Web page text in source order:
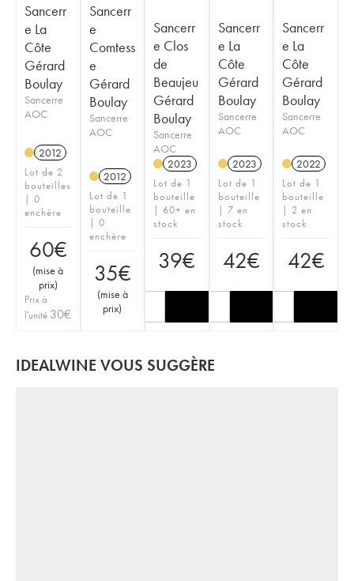
Sancerr
e La
Côte
Gérard
Boulay
Sancerre
AOC
2012
Lot de 2
bouteilles
| 0
enchère
60€
(mise à
prix)
Prix à
l'unité 30€
Sancerr
e
Comtess
e
Gérard
Boulay
Sancerre
AOC
2012
Lot de 1
bouteille
| 0
enchère
35€
(mise à
prix)
Sancerr
e Clos
de
Beaujeu
Gérard
Boulay
Sancerre
AOC
2023
Lot de 1
bouteille
| 60+ en
stock
39€
Sancerr
e La
Côte
Gérard
Boulay
Sancerre
AOC
2023
Lot de 1
bouteille
| 7 en
stock
42€
Sancerr
e La
Côte
Gérard
Boulay
Sancerre
AOC
2022
Lot de 1
bouteille
| 2 en
stock
42€
IDEALWINE VOUS SUGGÈRE